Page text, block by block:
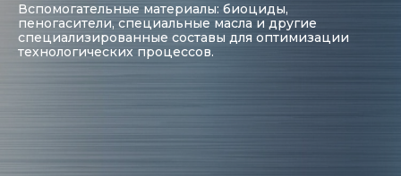
Вспомогательные материалы: биоциды,
пеногасители, специальные масла и другие
специализированные составы для оптимизации
технологических процессов.